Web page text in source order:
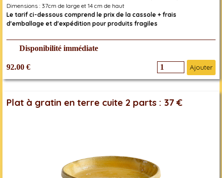
Dimensions : 37cm de large et 14 cm de haut
Le tarif ci-dessous comprend le prix de la cassole + frais
d'emballage et d'expédition pour produits fragiles
Disponibilité immédiate
92.00 € Ajouter
Plat à gratin en terre cuite 2 parts : 37 €